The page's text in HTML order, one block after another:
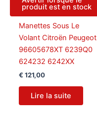
produit est en stock
Manettes Sous Le
Volant Citroën Peugeot
96605678XT 6239Q0
624232 6242XX
€ 121,00
Lire la suite